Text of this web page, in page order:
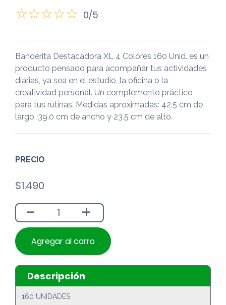
0/5
Banderita Destacadora XL 4 Colores 160 Unid. es un
producto pensado para acompañar tus actividades
diarias, ya sea en el estudio, la oficina o la
creatividad personal. Un complemento práctico
para tus rutinas. Medidas aproximadas: 42.5 cm de
largo, 39.0 cm de ancho y 23.5 cm de alto.
PRECIO
$1.490
- +
Agregar al carro
Descripción
160 UNIDADES